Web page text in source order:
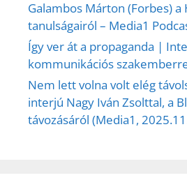
Galambos Márton (Forbes)
tanulságairól – Media1
Így ver át a propaganda |
kommunikációs
Nem lett volna volt elég
interjú Nagy Iván Zsolttal, a
távozásáról (Media1,